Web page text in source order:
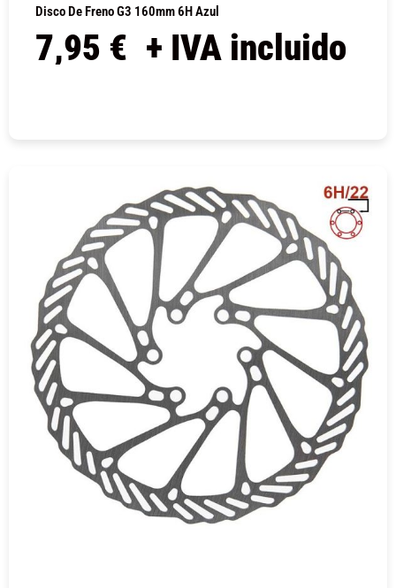
Disco De Freno G3 160mm 6H Azul
7,95 € + IVA incluido